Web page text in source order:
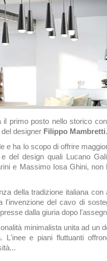
il primo posto nello storico
designer Filippo Mambretti.
e ha lo scopo di offrire
e del designquali Lucano
e Massimo Iosa Ghini,
della tradizione italiana
del cavo di
dalla giuria dopo
minimalista unita ad un
e piani fluttuanti